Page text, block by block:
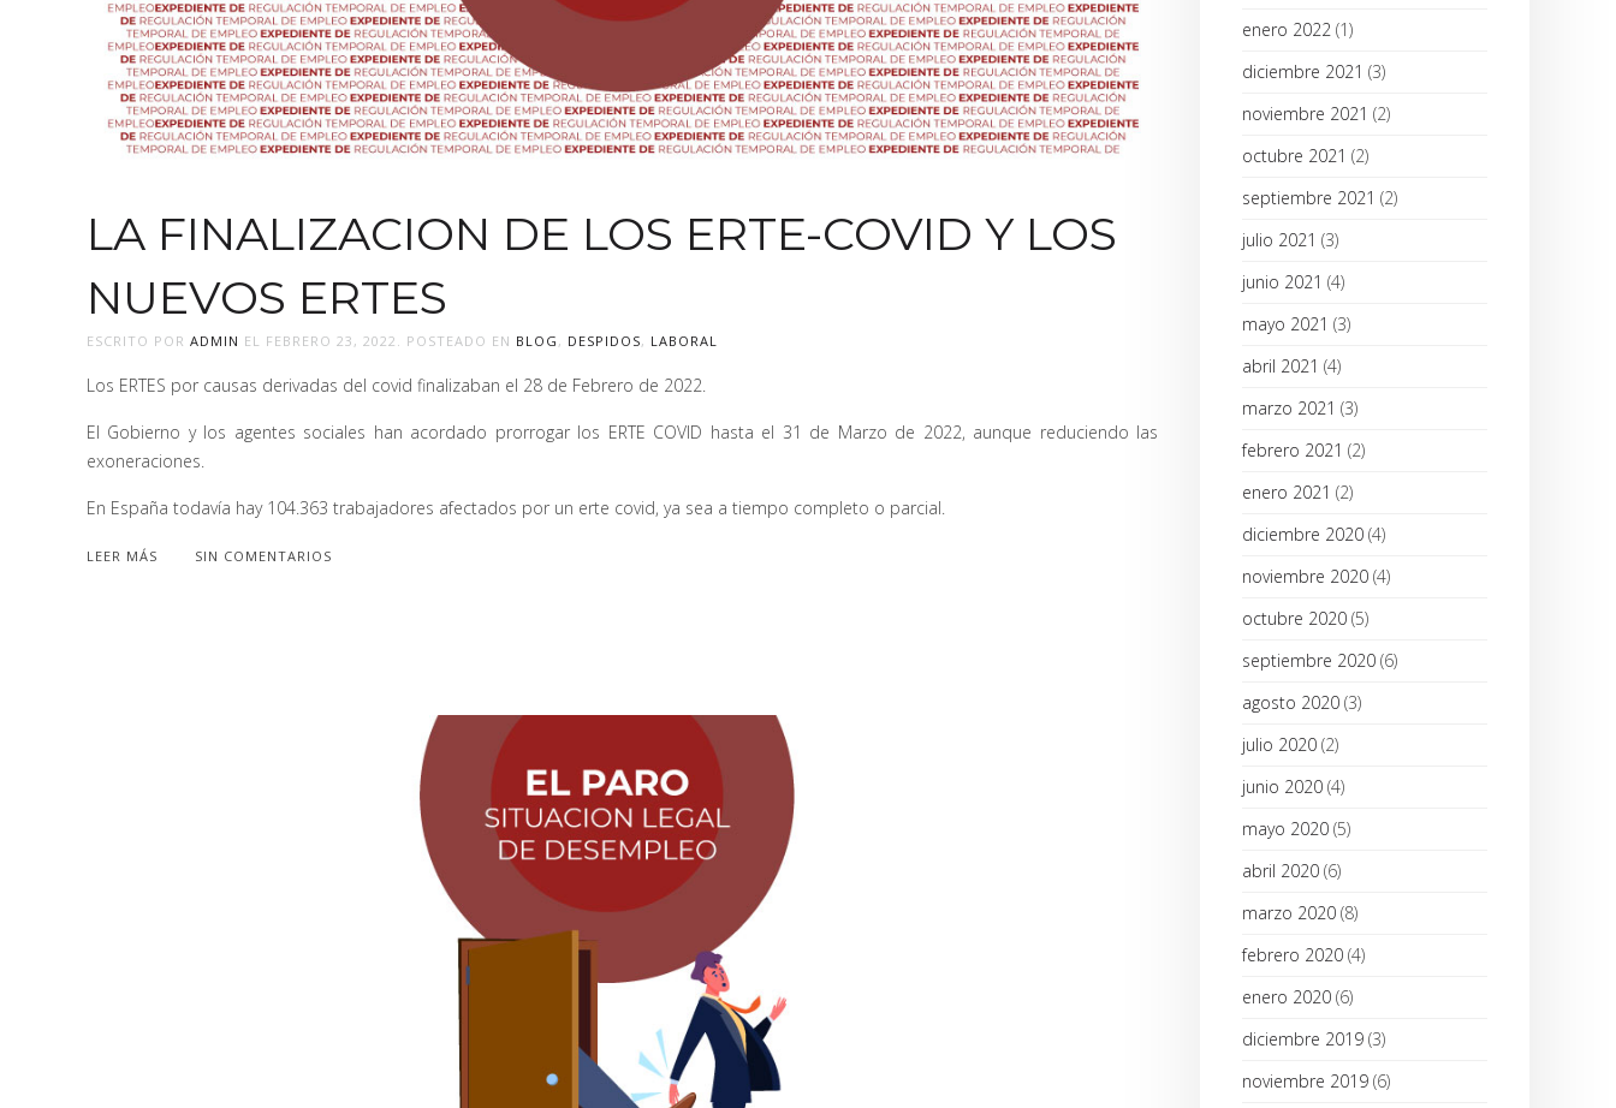
LA FINALIZACION DE LOS ERTE-COVID Y LOS
NUEVOS ERTES
ESCRITO POR ADMIN EL FEBRERO 23, 2022 . POSTEADO EN BLOG , DESPIDOS, LABORAL
Los ERTES por causas derivadas del covid finalizaban el 28 de Febrero de 2022.
El Gobierno y los agentes sociales han acordado prorrogar los ERTE COVID hasta el 31 de Marzo de 2022, aunque reduciendo las
exoneraciones.
En España todavía hay 104.363 trabajadores afectados por un erte covid, ya sea a tiempo completo o parcial.
LEER MÁS SIN COMENTARIOS
enero 2022 (1)
diciembre 2021 (3)
noviembre 2021 (2)
octubre 2021 (2)
septiembre 2021 (2)
julio 2021 (3)
junio 2021 (4)
mayo 2021 (3)
abril 2021 (4)
marzo 2021 (3)
febrero 2021 (2)
enero 2021 (2)
diciembre 2020 (4)
noviembre 2020 (4)
octubre 2020 (5)
septiembre 2020 (6)
agosto 2020 (3)
julio 2020 (2)
junio 2020 (4)
mayo 2020 (5)
abril 2020 (6)
marzo 2020 (8)
febrero 2020 (4)
enero 2020 (6)
diciembre 2019 (3)
noviembre 2019 (6)